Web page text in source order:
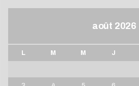
août 2026
L M M J